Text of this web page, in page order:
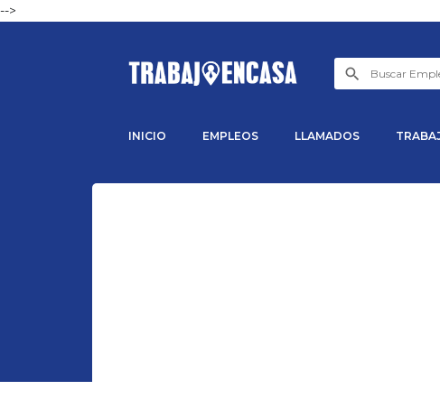
-->
INICIO EMPLEOS LLAMADOS